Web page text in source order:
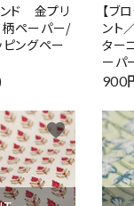
ンド 金プリ
柄ペーパー/
ングペー
【ブ
ント
ター
ーパ
900
favorite